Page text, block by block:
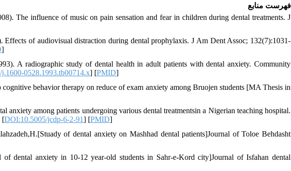
فهرست منابع
The influence of music on pain sensation and fear in children during dental treatments. J
of audiovisual distraction during dental prophylaxis. J Am Dent Assoc; 132(7):1031-
]
A radiographic study of dental health in adult patients with dental anxiety. Community
0528.1993.tb00714.x] [PMID]
behavior therapy on reduce of exam anxiety among Bruojen students [MA Thesis in
among patients undergoing various dental treatmentsin a Nigerian teaching hospital.
[DOI:10.5005/jcdp-6-2-91] [PMID]
of dental anxiety on Mashhad dental patients]Journal of Toloe Behdasht
dental anxiety in 10-12 year-old students in Sahr-e-Kord city]Journal of Isfahan dental